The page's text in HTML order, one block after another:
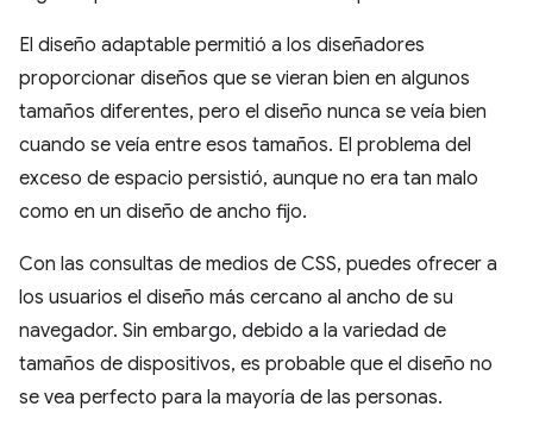
El diseño adaptable permitió a los diseñadores
proporcionar diseños que se vieran bien en algunos
tamaños diferentes, pero el diseño nunca se veía bien
cuando se veía entre esos tamaños. El problema del
exceso de espacio persistió, aunque no era tan malo
como en un diseño de ancho fijo.
Con las consultas de medios de CSS, puedes ofrecer a
los usuarios el diseño más cercano al ancho de su
navegador. Sin embargo, debido a la variedad de
tamaños de dispositivos, es probable que el diseño no
se vea perfecto para la mayoría de las personas.